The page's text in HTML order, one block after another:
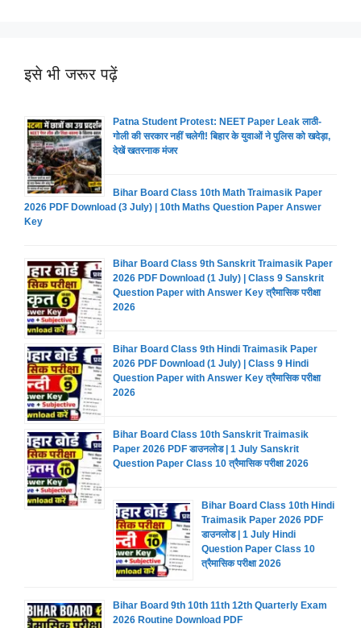
इसे भी जरूर पढ़ें
Patna Student Protest: NEET Paper Leak लाठी-
गोली की सरकार नहीं चलेगी! बिहार के युवाओं ने पुलिस को खदेड़ा,
देखें खतरनाक मंजर
Bihar Board Class 10th Math Traimasik Paper
2026 PDF Download (3 July) | 10th Maths Question Paper Answer
Key
Bihar Board Class 9th Sanskrit Traimasik Paper
2026 PDF Download (1 July) | Class 9 Sanskrit
Question Paper with Answer Key त्रैमासिक परीक्षा
2026
Bihar Board Class 9th Hindi Traimasik Paper
2026 PDF Download (1 July) | Class 9 Hindi
Question Paper with Answer Key त्रैमासिक परीक्षा
2026
Bihar Board Class 10th Sanskrit Traimasik
Paper 2026 PDF डाउनलोड | 1 July Sanskrit
Question Paper Class 10 त्रैमासिक परीक्षा 2026
Bihar Board Class 10th Hindi
Traimasik Paper 2026 PDF
डाउनलोड | 1 July Hindi
Question Paper Class 10
त्रैमासिक परीक्षा 2026
Bihar Board 9th 10th 11th 12th Quarterly Exam
2026 Routine Download PDF